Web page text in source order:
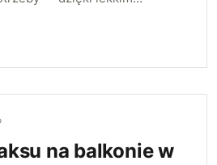
na balkonie w